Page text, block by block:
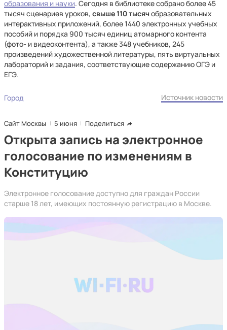
образования и науки. Сегодня в библиотеке собрано более 45
тысяч сценариев уроков, свыше 110 тысяч образовательных
интерактивных приложений, более 1440 электронных учебных
пособий и порядка 900 тысяч единиц атомарного контента
(фото- и видеоконтента), а также 348 учебников, 245
произведений художественной литературы, пять виртуальных
лабораторий и задания, соответствующие содержанию ОГЭ и
ЕГЭ.
Город Источник новости
Сайт Москвы 5 июня Поделиться
Открыта запись на электронное
голосование по изменениям в
Конституцию
Электронное голосование доступно для граждан России
старше 18 лет, имеющих постоянную регистрацию в Москве.